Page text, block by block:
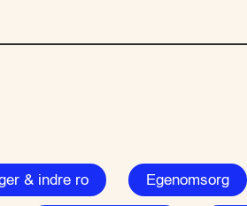
& indre ro Egenomsorg